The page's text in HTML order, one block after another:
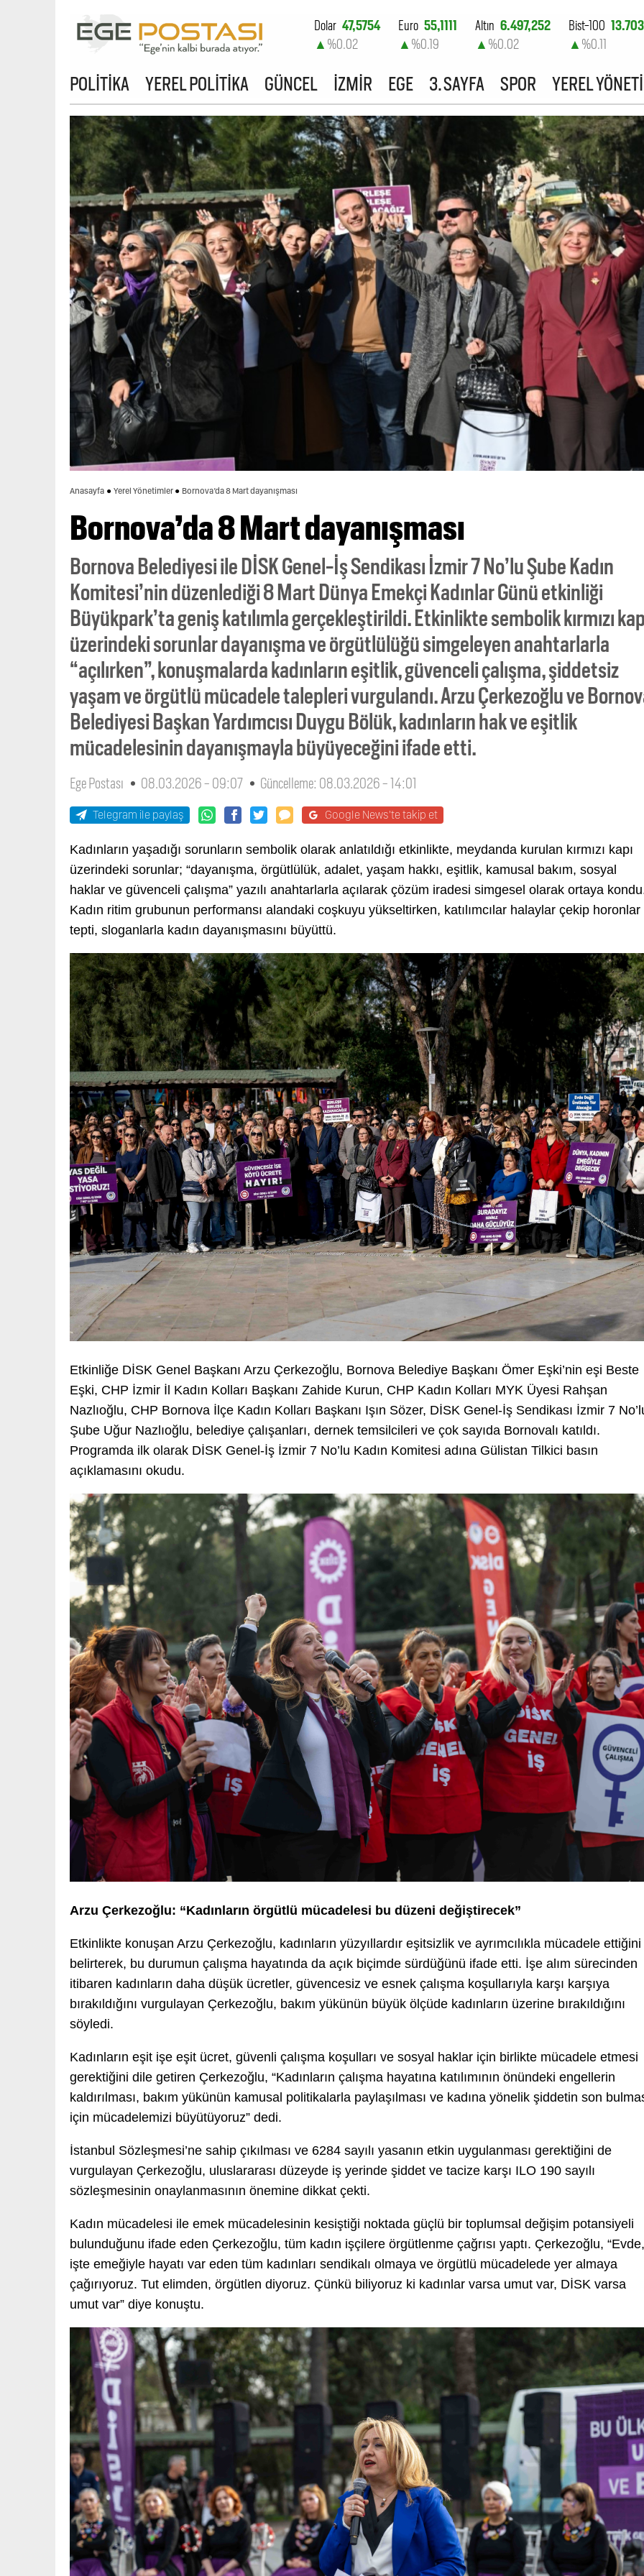
Dolar 47,5754
▲ %0.02
Euro 55,1111
▲ %0.19
Altın 6.497,252
▲ %0.02
Bist-100
▲ %0.11
POLİTİKA YEREL POLİTİKA GÜNCEL İZMİR EGE 3. SAYFA SPOR YEREL
Anasayfa Yerel Yönetimler Bornova’da 8 Mart dayanışması
Bornova’da 8 Mart dayanışması
Bornova Belediyesi ile DİSK Genel-İş Sendikası İzmir 7 No’lu Şube Kadın
Komitesi’nin düzenlediği 8 Mart Dünya Emekçi Kadınlar Günü etkinliği
Büyükpark’ta geniş katılımla gerçekleştirildi. Etkinlikte sembolik kırmızı
üzerindeki sorunlar dayanışma ve örgütlülüğü simgeleyen anahtarlarla
“açılırken”, konuşmalarda kadınların eşitlik, güvenceli çalışma, şiddetsiz
yaşam ve örgütlü mücadele talepleri vurgulandı. Arzu Çerkezoğlu ve
Belediyesi Başkan Yardımcısı Duygu Bölük, kadınların hak ve eşitlik
mücadelesinin dayanışmayla büyüyeceğini ifade etti.
Ege Postası 08.03.2026 - 09:07 Güncelleme: 08.03.2026 - 14:01
Telegram ile paylaş Google News'te takip et
Kadınların yaşadığı sorunların sembolik olarak anlatıldığı etkinlikte, meydanda kurulan kırmızı kapı
üzerindeki sorunlar; “dayanışma, örgütlülük, adalet, yaşam hakkı, eşitlik, kamusal bakım, sosyal
haklar ve güvenceli çalışma” yazılı anahtarlarla açılarak çözüm iradesi simgesel olarak ortaya
Kadın ritim grubunun performansı alandaki coşkuyu yükseltirken, katılımcılar halaylar çekip horonlar
tepti, sloganlarla kadın dayanışmasını büyüttü.
Etkinliğe DİSK Genel Başkanı Arzu Çerkezoğlu, Bornova Belediye Başkanı Ömer Eşki’nin eşi Beste
Eşki, CHP İzmir İl Kadın Kolları Başkanı Zahide Kurun, CHP Kadın Kolları MYK Üyesi Rahşan
Nazlıoğlu, CHP Bornova İlçe Kadın Kolları Başkanı Işın Sözer, DİSK Genel-İş Sendikası İzmir 7
Şube Uğur Nazlıoğlu, belediye çalışanları, dernek temsilcileri ve çok sayıda Bornovalı katıldı.
Programda ilk olarak DİSK Genel-İş İzmir 7 No’lu Kadın Komitesi adına Gülistan Tilkici basın
açıklamasını okudu.
Arzu Çerkezoğlu: “Kadınların örgütlü mücadelesi bu düzeni değiştirecek”
Etkinlikte konuşan Arzu Çerkezoğlu, kadınların yüzyıllardır eşitsizlik ve ayrımcılıkla mücadele ettiğini
belirterek, bu durumun çalışma hayatında da açık biçimde sürdüğünü ifade etti. İşe alım sürecinden
itibaren kadınların daha düşük ücretler, güvencesiz ve esnek çalışma koşullarıyla karşı karşıya
bırakıldığını vurgulayan Çerkezoğlu, bakım yükünün büyük ölçüde kadınların üzerine bırakıldığını
söyledi.
Kadınların eşit işe eşit ücret, güvenli çalışma koşulları ve sosyal haklar için birlikte mücadele etmesi
gerektiğini dile getiren Çerkezoğlu, “Kadınların çalışma hayatına katılımının önündeki engellerin
kaldırılması, bakım yükünün kamusal politikalarla paylaşılması ve kadına yönelik şiddetin son
için mücadelemizi büyütüyoruz” dedi.
İstanbul Sözleşmesi’ne sahip çıkılması ve 6284 sayılı yasanın etkin uygulanması gerektiğini de
vurgulayan Çerkezoğlu, uluslararası düzeyde iş yerinde şiddet ve tacize karşı ILO 190 sayılı
sözleşmesinin onaylanmasının önemine dikkat çekti.
Kadın mücadelesi ile emek mücadelesinin kesiştiği noktada güçlü bir toplumsal değişim potansiyeli
bulunduğunu ifade eden Çerkezoğlu, tüm kadın işçilere örgütlenme çağrısı yaptı. Çerkezoğlu, “Evde,
işte emeğiyle hayatı var eden tüm kadınları sendikalı olmaya ve örgütlü mücadelede yer almaya
çağırıyoruz. Tut elimden, örgütlen diyoruz. Çünkü biliyoruz ki kadınlar varsa umut var, DİSK varsa
umut var” diye konuştu.